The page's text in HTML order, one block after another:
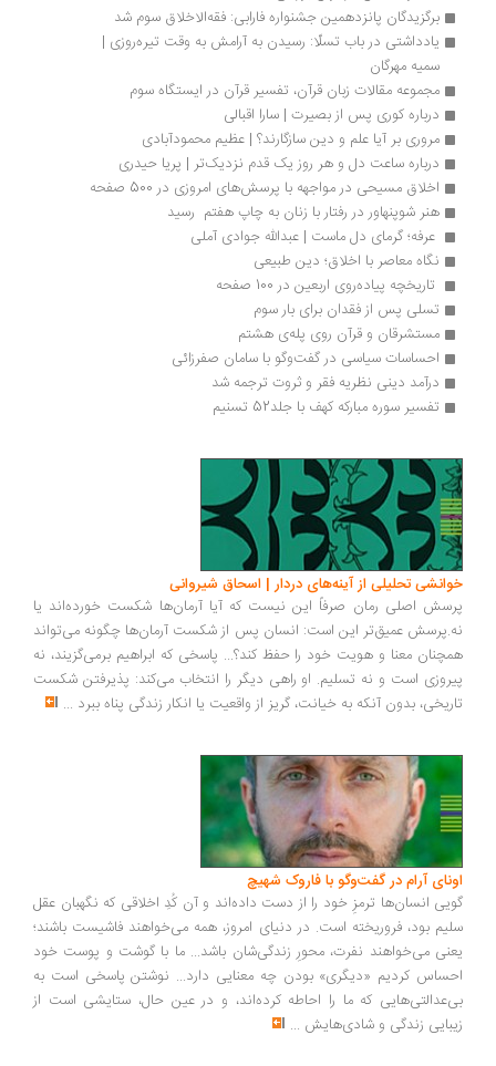
برگزیدگان پانزدهمین جشنواره فارابی: فقه‌الاخلاق سوم شد
یادداشتی در باب تسلّا: رسیدن به آرامش به وقت تیره‌روزی |
سمیه مهرگان
مجموعه مقالات زبان قرآن، تفسیر قرآن در ایستگاه سوم
درباره کوری پس از بصیرت | سارا اقبالی
مروری بر آیا علم و دین سازگارند؟ | عظیم محمودآبادی
درباره ساعت دل و هر روز یک قدم نزدیک‌تر | پریا حیدری
اخلاق مسیحی در مواجهه با پرسش‌های امروزی در 500 صفحه
هنر شوپنهاور در رفتار با زنان به چاپ هفتم  رسید
عرفه؛ گرمای دل ماست | عبدالله جوادی آملی
نگاه معاصر با اخلاق؛ دین طبیعی
تاریخچه پیاده‌روی اربعین در 100 صفحه
تسلی پس از فقدان برای بار سوم
مستشرقان و قرآن روی پله‌ی هشتم
احساسات سیاسی در گفت‌وگو با سامان صفرزائی
درآمد دینی نظریه فقر و ثروت ترجمه شد
تفسیر سوره مبارکه کهف با جلد52 تسنیم
تحلیلی از آینه‌های دردار | اسحاق شیروانی
اصلی رمان صرفاً این نیست که آیا آرمان‌ها شکست خورده‌اند یا
عمیق‌تر این است: انسان پس از شکست آرمان‌ها چگونه می‌تواند
معنا و هویت خود را حفظ کند؟... پاسخی که ابراهیم برمی‌گزیند، نه
است و نه تسلیم. او راهی دیگر را انتخاب می‌کند: پذیرفتن شکست
بدون آنکه به خیانت، گریز از واقعیت یا انکار زندگی پناه ببرد...
آرام در گفت‌وگو با فاروک شهیچ‭
انسان‌ها ترمزِ خود را از دست داده‌اند و آن کُدِ اخلاقی که نگهبان عقل
بود، فروریخته است. در دنیای امروز، همه می‌خواهند فاشیست باشند؛
می‌خواهند نفرت، محورِ زندگی‌شان باشد... ما با گوشت و پوست خود
کردیم «دیگری» بودن چه معنایی دارد... نوشتن پاسخی است به
که ما را احاطه کرده‌اند، و در عین حال، ستایشی است از
زندگی و شادی‌هایش...